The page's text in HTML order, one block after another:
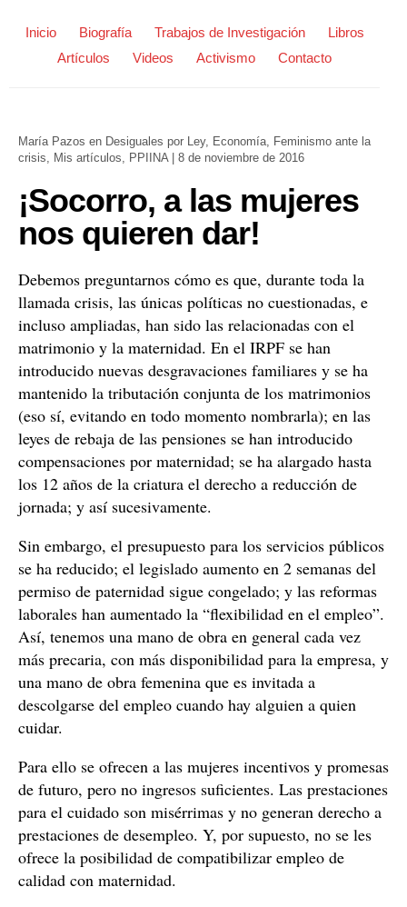
Inicio Biografía Trabajos de Investigación
Libros
Artículos
Videos Activismo Contacto
María Pazos en Desiguales por Ley, Economía, Feminismo ante la
crisis, Mis artículos, PPIINA 8 de noviembre de 2016
¡Socorro, a las mujeres
nos quieren dar!
Debemos preguntarnos cómo es que, durante toda la
llamada crisis, las únicas políticas no cuestionadas, e
incluso ampliadas, han sido las relacionadas con el
matrimonio y la maternidad. En el IRPF se han
introducido nuevas desgravaciones familiares y se ha
mantenido la tributación conjunta de los matrimonios
(eso sí, evitando en todo momento nombrarla); en las
leyes de rebaja de las pensiones se han introducido
compensaciones por maternidad; se ha alargado hasta
los 12 años de la criatura el derecho a reducción de
jornada; y así sucesivamente.
Sin embargo, el presupuesto para los servicios públicos
se ha reducido; el legislado aumento en 2 semanas del
permiso de paternidad sigue congelado; y las reformas
laborales han aumentado la “flexibilidad en el empleo”.
Así, tenemos una mano de obra en general cada vez
más precaria, con más disponibilidad para la empresa, y
una mano de obra femenina que es invitada a
descolgarse del empleo cuando hay alguien a quien
cuidar.
Para ello se ofrecen a las mujeres incentivos y promesas
de futuro, pero no ingresos suficientes. Las prestaciones
para el cuidado son misérrimas y no generan derecho a
prestaciones de desempleo. Y, por supuesto, no se les
ofrece la posibilidad de compatibilizar empleo de
calidad con maternidad.